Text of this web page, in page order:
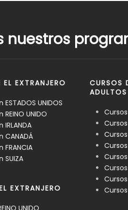
nuestros
EXTRANJERO
UNIDOS
UNIDO
CANADÁ
SUIZA
EXTRANJERO
CURSOS
ADULTOS
Cursos
Cursos
Cursos
Cursos
Cursos
Cursos
Cursos